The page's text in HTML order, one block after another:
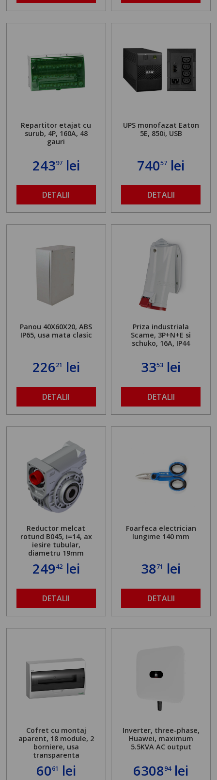
Repartitor etajat cu
surub, 4P, 160A, 48
gauri
24397lei
DETALII
UPS monofazat Eaton
5E, 850i, USB
74057 lei
DETALII
Panou 40X60X20, ABS
IP65, usa mata clasic
22621 lei
DETALII
Priza industriala
Scame, 3P+N+E si
schuko, 16A, IP44
3353 lei
DETALII
Reductor melcat
rotund B045, i=14, ax
iesire tubular,
diametru 19mm
24942lei
DETALII
Foarfeca electrician
lungime 140 mm
3871 lei
DETALII
Cofret cu montaj
aparent, 18 module, 2
borniere, usa
transparenta
6061 lei
Inverter, three-phase,
Huawei, maximum
5.5KVA AC output
630894lei